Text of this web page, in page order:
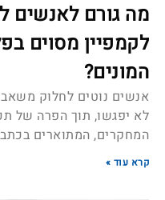
מה גורם לאנשים
לקמפיין מסוים
המונים?
אנשים נוטים לחלוק
לא יפגשו, תוך הפרה של
המחקרים, המתוארים
קרא עוד »